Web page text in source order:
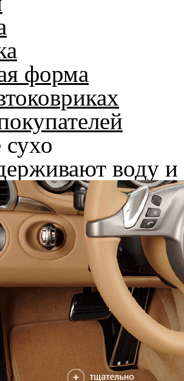
форма
воду и